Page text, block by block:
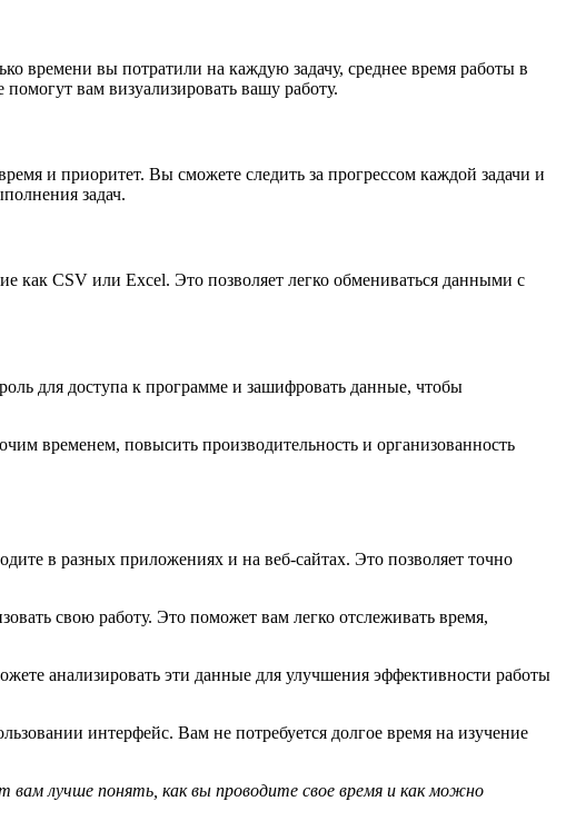
времени вы потратили на каждую задачу, среднее время работы в
вам визуализировать вашу работу.
и приоритет. Вы сможете следить за прогрессом каждой задачи и
задач.
как CSV или Excel. Это позволяет легко обмениваться данными с
для доступа к программе и зашифровать данные, чтобы
временем, повысить производительность и организованность
в разных приложениях и на веб-сайтах. Это позволяет точно
свою работу. Это поможет вам легко отслеживать время,
анализировать эти данные для улучшения эффективности работы
интерфейс. Вам не потребуется долгое время на изучение
вам лучше понять, как вы проводите свое время и как можно